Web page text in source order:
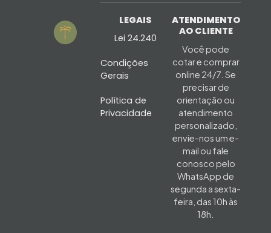
LEGAIS
Lei 24.240
Condições
Gerais
Política de
Privacidade
ATENDIMENTO
AO CLIENTE
Você pode
cotar e comprar
online 24/7. Se
precisar de
orientação ou
atendimento
personalizado,
envie-nos um e-
mail ou fale
conosco pelo
WhatsApp de
segunda a sexta-
feira, das 10h às
18h.